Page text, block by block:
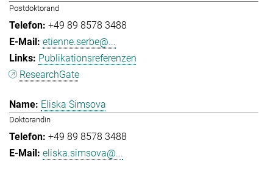
Postdoktorand
+49 89 8578 3488
etienne.serbe@...
Publikationsreferenzen
ResearchGate
Eliska Simsova
Doktorandin
+49 89 8578 3488
eliska.simsova@...